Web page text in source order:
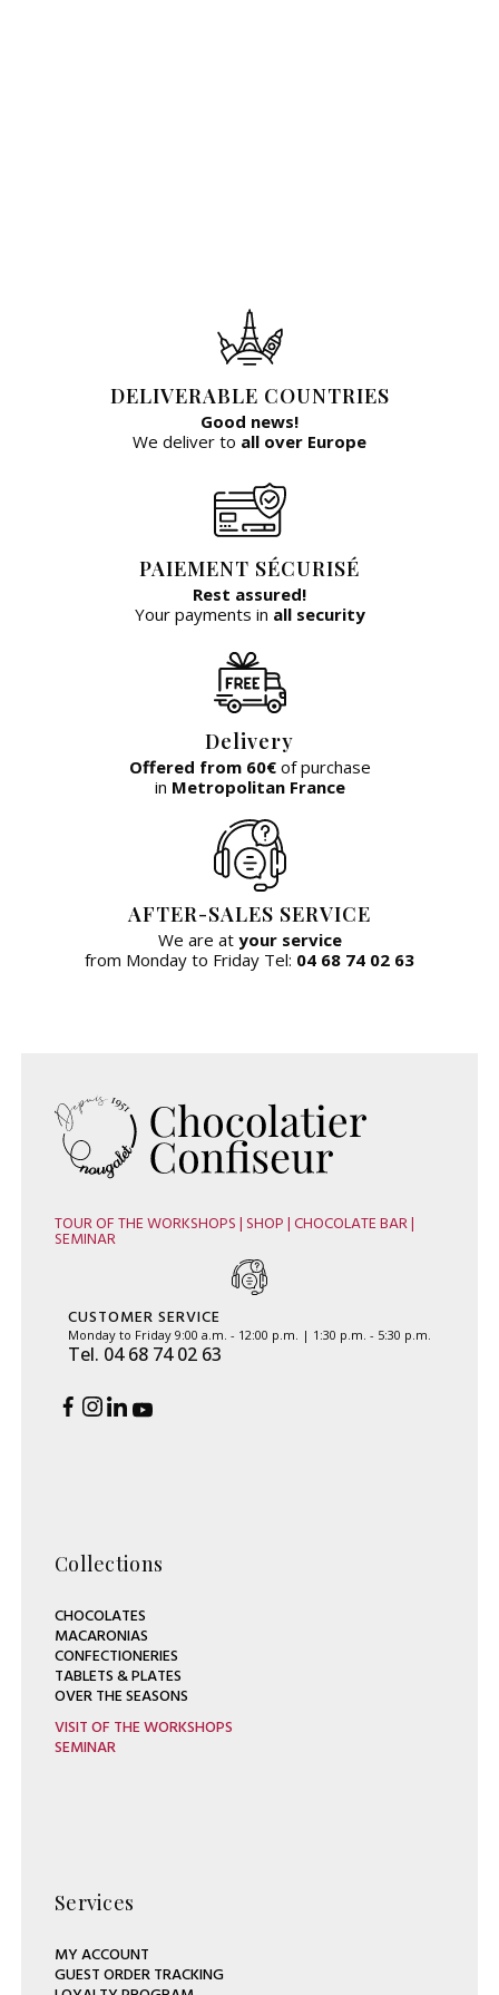
DELIVERABLE COUNTRIES
Good news!
We deliver to all over Europe
PAIEMENT SÉCURISÉ
Rest assured!
Your payments in all security
Delivery
Offered from 60€of purchase
in Metropolitan France
AFTER-SALES SERVICE
We are at your service
from Monday to Friday Tel: 04 68 74 02 63
TOUR OF THE WORKSHOPS | SHOP | CHOCOLATE BAR |
SEMINAR
CUSTOMER SERVICE
Monday to Friday 9:00 a.m. - 12:00 p.m. | 1:30 p.m. - 5:30 p.m.
Tel. 04 68 74 02 63
Collections
CHOCOLATES
MACARONIAS
CONFECTIONERIES
TABLETS & PLATES
OVER THE SEASONS
VISIT OF THE WORKSHOPS
SEMINAR
Services
MY ACCOUNT
GUEST ORDER TRACKING